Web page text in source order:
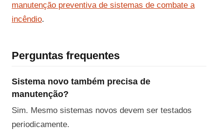
manutenção preventiva de sistemas de combate a
incêndio.
Perguntas frequentes
Sistema novo também precisa de
manutenção?
Sim. Mesmo sistemas novos devem ser testados
periodicamente.